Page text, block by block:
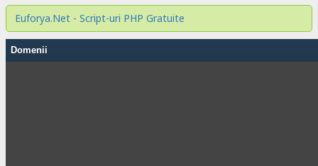
Euforya.Net - Script-uri PHP Gratuite
Domenii